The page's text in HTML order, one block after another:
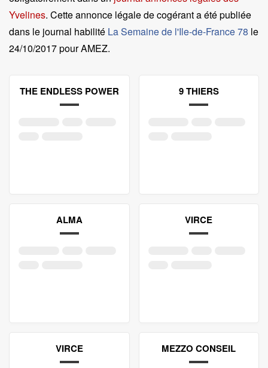
Yvelines. Cette annonce légale de cogérant a été publiée
dans le journal habilité La Semaine de l'Ile-de-France 78 le
24/10/2017 pour AMEZ.
THE ENDLESS POWER 9 THIERS
ALMA VIRCE
VIRCE MEZZO CONSEIL